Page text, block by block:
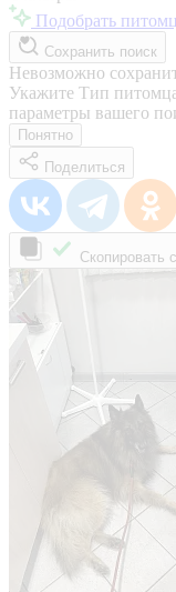
Подобрать
Сохранить поиск
Невозможно
Укажите Тип
параметры вашего
Понятно
Поделиться
Скопировать